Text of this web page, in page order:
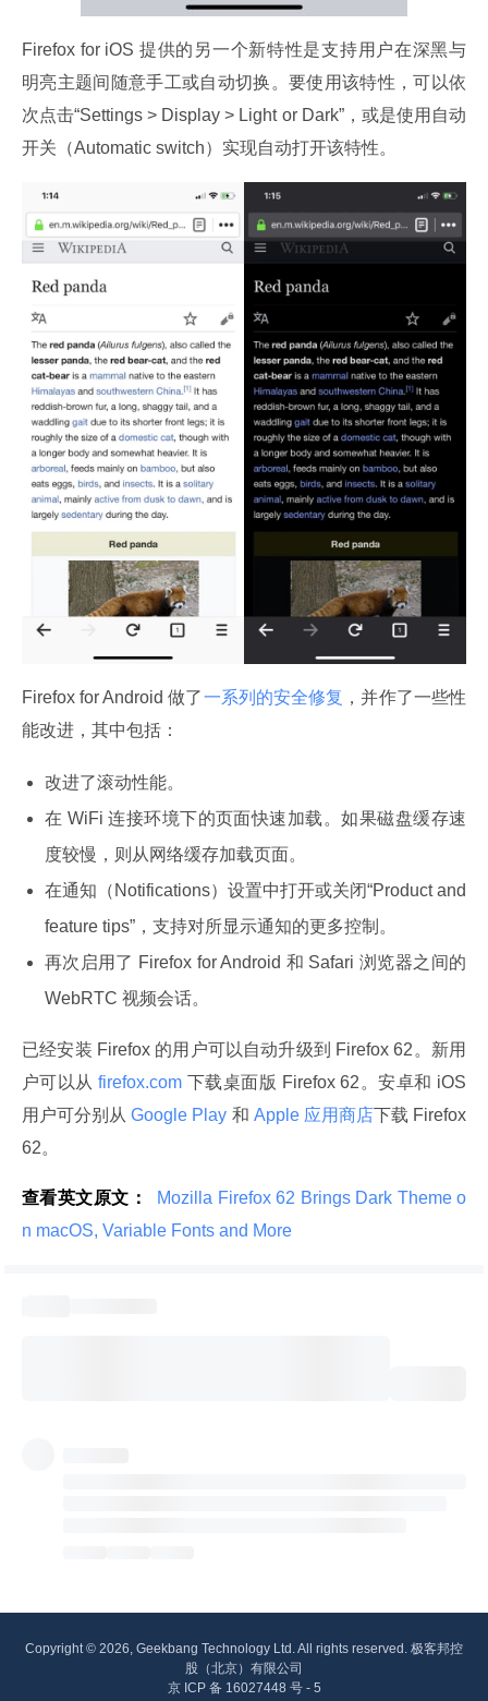
Firefox for iOS 提供的另一个新特性是支持用户在深黑与
明亮主题间随意手工或自动切换。要使用该特性，可以依
次点击“Settings > Display > Light or Dark”，或是使用自动
开关（Automatic switch）实现自动打开该特性。
Firefox for Android 做了一系列的安全修复 ，并作了一些性
能改进，其中包括：
改进了滚动性能。
在 WiFi 连接环境下的页面快速加载。如果磁盘缓存速
度较慢，则从网络缓存加载页面。
在通知（Notifications）设置中打开或关闭“Product and
feature tips”，支持对所显示通知的更多控制。
再次启用了 Firefox for Android 和 Safari 浏览器之间的
WebRTC 视频会话。
已经安装 Firefox 的用户可以自动升级到 Firefox 62。新用
户可以从 firefox.com 下载桌面版 Firefox 62。安卓和 iOS
用户可分别从 Google Play 和 Apple 应用商店下载 Firefox
62。
查看英文原文：
Mozilla Firefox 62 Brings Dark Theme o
n macOS, Variable Fonts and More
Copyright © 2026, Geekbang Technology Ltd. All rights reserved. 极客邦控
股（北京）有限公司
京 ICP 备 16027448 号 - 5